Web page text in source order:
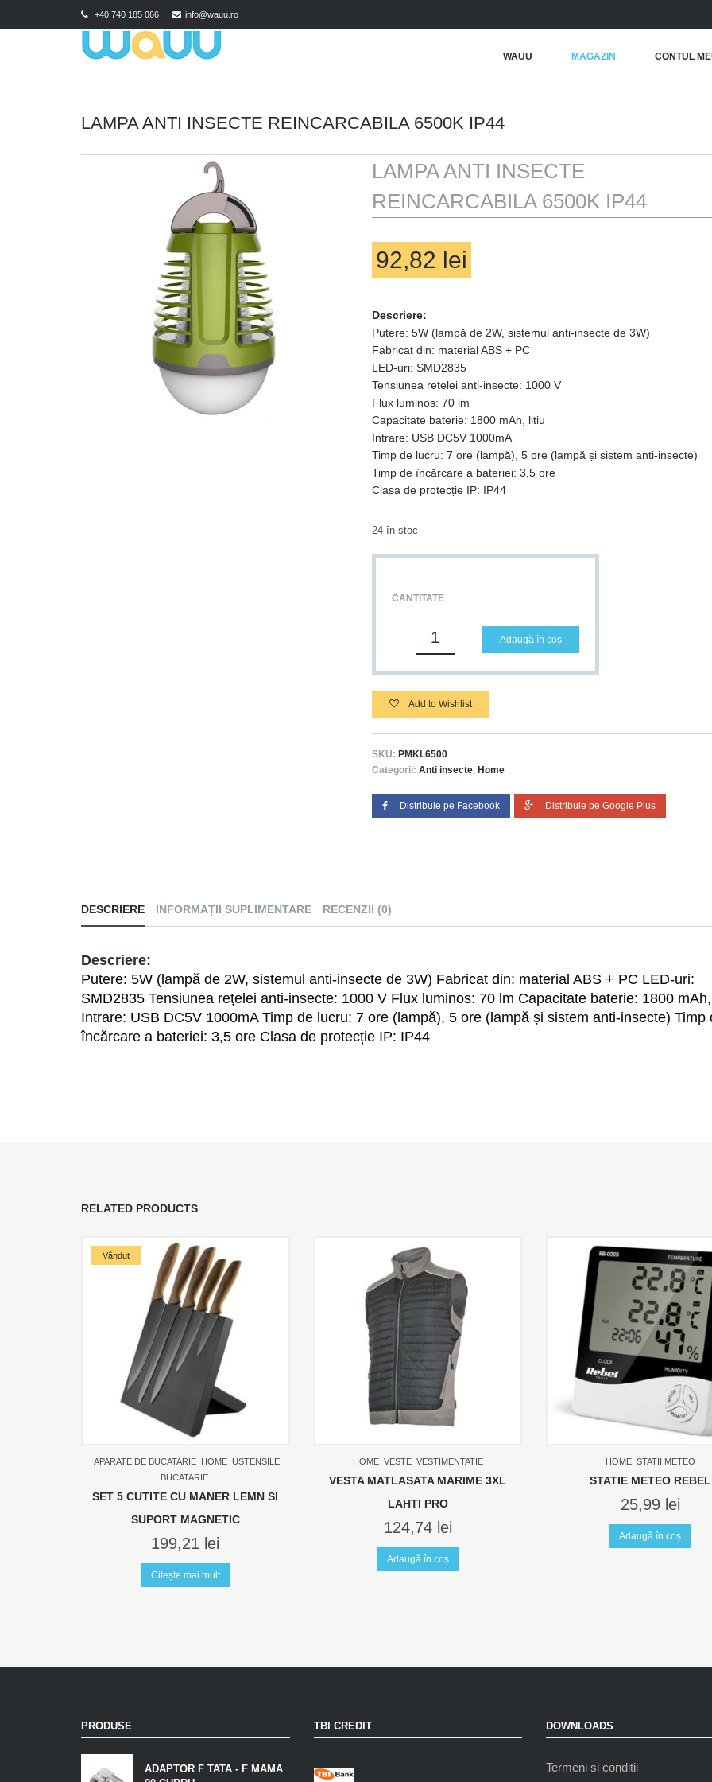
+40 740 185 066 info@wauu.ro
SKIP TO PRIMARY CONTENT
SKIP TO SECONDARY CONTENT
WAUU MAGAZIN CONTUL
LAMPA ANTI INSECTE REINCARCABILA 6500K IP44
LAMPA ANTI INSECTE
REINCARCABILA 6500K IP44
92,82 lei
Descriere:
Putere: 5W (lampă de 2W, sistemul anti-insecte de 3W)
Fabricat din: material ABS + PC
LED-uri: SMD2835
Tensiunea rețelei anti-insecte: 1000 V
Flux luminos: 70 lm
Capacitate baterie: 1800 mAh, litiu
Intrare: USB DC5V 1000mA
Timp de lucru: 7 ore (lampă), 5 ore (lampă și sistem anti-insecte)
Timp de încărcare a bateriei: 3,5 ore
Clasa de protecție IP: IP44
24 în stoc
CANTITATE
Adaugă în coș
Add to Wishlist
SKU: PMKL6500
Categorii: Anti insecte, Home
Distribuie pe Facebook Distribuie pe Google Plus
DESCRIERE INFORMAȚII SUPLIMENTARE RECENZII (0)
Descriere:
Putere: 5W (lampă de 2W, sistemul anti-insecte de 3W) Fabricat din: material ABS + PC LED-uri:
SMD2835 Tensiunea rețelei anti-insecte: 1000 V Flux luminos: 70 lm Capacitate baterie: 1800
Intrare: USB DC5V 1000mA Timp de lucru: 7 ore (lampă), 5 ore (lampă și sistem anti-insecte) Timp
încărcare a bateriei: 3,5 ore Clasa de protecție IP: IP44
RELATED PRODUCTS
Vândut
APARATE DE BUCATARIE HOME USTENSILE
BUCATARIE
SET 5 CUTITE CU MANER LEMN SI
SUPORT MAGNETIC
199,21 lei
Citește mai mult
HOME VESTE VESTIMENTATIE
VESTA MATLASATA MARIME 3XL
LAHTI PRO
124,74 lei
Adaugă în coș
HOME STATII METEO
STATIE METEO REBEL
25,99 lei
Adaugă în coș
PRODUSE
ADAPTOR F TATA - F MAMA
TBI CREDIT DOWNLOADS
Termeni si conditii